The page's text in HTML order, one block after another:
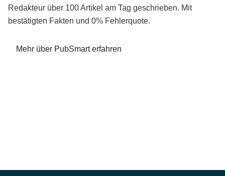
Redakteur über 100 Artikel am Tag geschrieben. Mit
bestätigten Fakten und 0% Fehlerquote.
Mehr über PubSmart erfahren